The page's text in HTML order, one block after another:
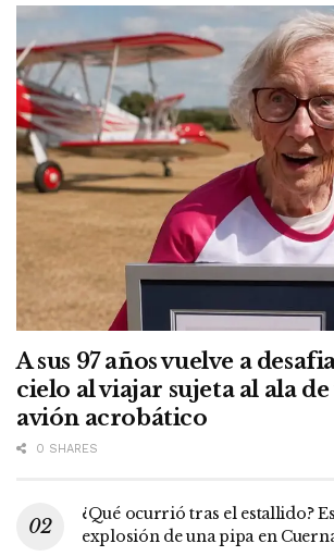
A sus 97 años vuelve a
cielo al viajar sujeta al ala
avión acrobático
0 SHARES
¿Qué ocurrió tras el estallido?
explosión de una pipa en